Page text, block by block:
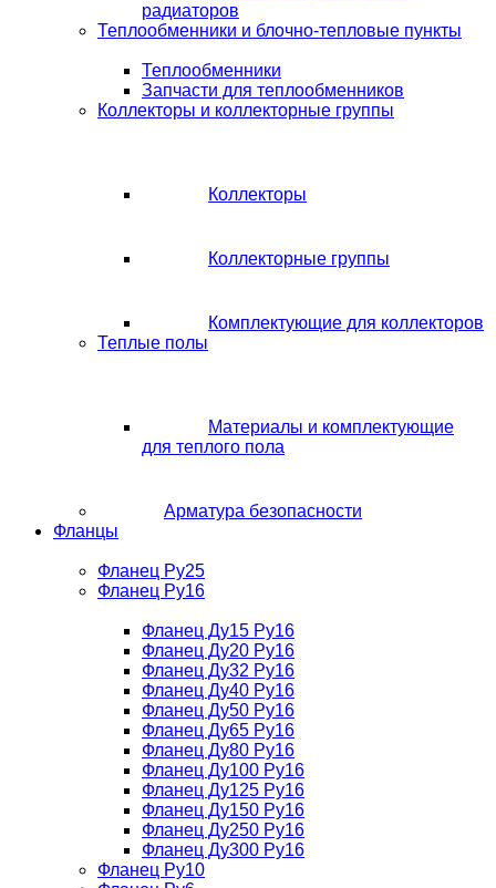
радиаторов
Теплообменники и блочно-тепловые пункты
Теплообменники
Запчасти для теплообменников
Коллекторы и коллекторные группы
Коллекторы
Коллекторные группы
Комплектующие для коллекторов
Теплые полы
Материалы и комплектующие
для теплого пола
Арматура безопасности
Фланцы
Фланец Ру25
Фланец Ру16
Фланец Ду15 Ру16
Фланец Ду20 Ру16
Фланец Ду32 Ру16
Фланец Ду40 Ру16
Фланец Ду50 Ру16
Фланец Ду65 Ру16
Фланец Ду80 Ру16
Фланец Ду100 Ру16
Фланец Ду125 Ру16
Фланец Ду150 Ру16
Фланец Ду250 Ру16
Фланец Ду300 Ру16
Фланец Ру10